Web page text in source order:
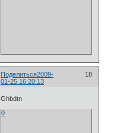
Поделиться 18
2009-
01-25 16:20:13
Ghbdtn
0